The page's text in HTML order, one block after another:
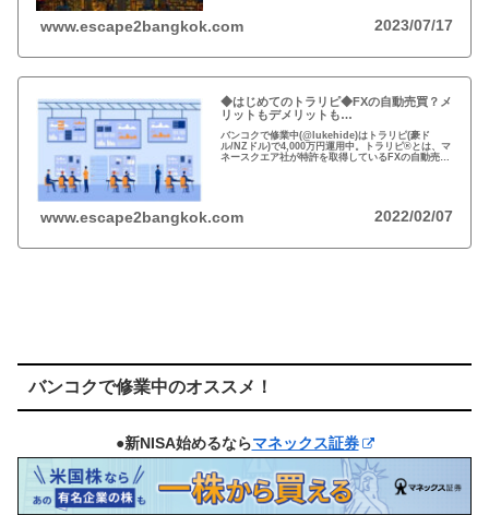
www.escape2bangkok.com 2023/07/17
◆はじめてのトラリピ◆FXの自動売買？メ
リットもデメリットも…
バンコクで修業中(@lukehide)はトラリピ(豪ド
ル/NZドル)で4,000万円運用中。トラリピ®とは、マ
ネースクエア社が特許を取得しているFXの自動売買
www.escape2bangkok.com 2022/02/07
バンコクで修業中のオススメ！
●新NISA始めるならマネックス証券